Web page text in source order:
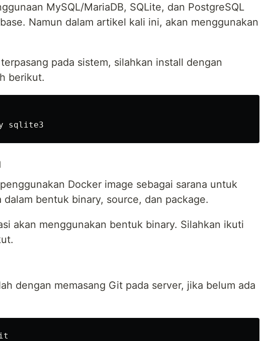
MySQL/MariaDB, SQLite, dan PostgreSQL
Namun dalam artikel kali ini, akan menggunakan
pada sistem, silahkan install dengan
berikut.
Docker image sebagai sarana untuk
bentuk binary, source, dan package.
akan menggunakan bentuk binary. Silahkan ikuti
dengan memasang Git pada server, jika belum ada